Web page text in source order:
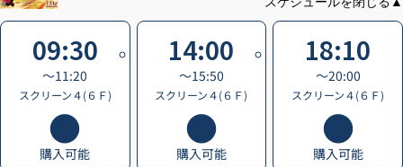
09:30
〜11:20
スクリーン４(６Ｆ)
購入可能
14:00
〜15:50
スクリーン４(６Ｆ)
購入可能
18:10
〜20:00
スクリーン４(６Ｆ)
購入可能